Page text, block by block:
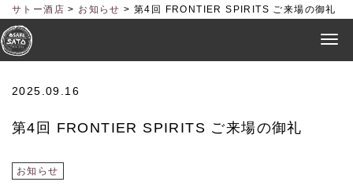
サトー酒店 > お知らせ >第4回 FRONTIER SPIRITS ご来場の御礼
2025.09.16
第4回 FRONTIER SPIRITS ご来場の御礼
お知らせ